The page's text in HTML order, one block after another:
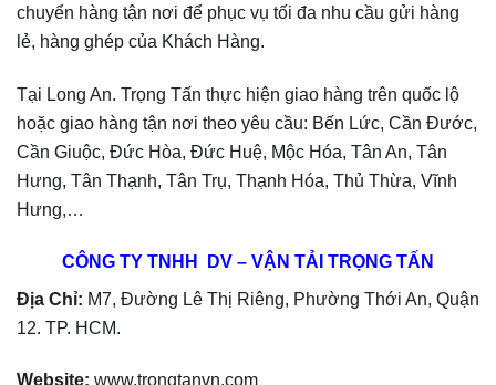
chuyển hàng tận nơi để phục vụ tối đa nhu cầu gửi hàng
lẻ, hàng ghép của Khách Hàng.
Tại Long An. Trọng Tấn thực hiện giao hàng trên quốc lộ
hoặc giao hàng tận nơi theo yêu cầu: Bến Lức, Cần Đước,
Cần Giuộc, Đức Hòa, Đức Huệ, Mộc Hóa, Tân An, Tân
Hưng, Tân Thạnh, Tân Trụ, Thạnh Hóa, Thủ Thừa, Vĩnh
Hưng,…
CÔNG TY TNHH DV – VẬN TẢI TRỌNG TẤN
Địa Chỉ: M7, Đường Lê Thị Riêng, Phường Thới An, Quận
12. TP. HCM.
Website: www.trongtanvn.com